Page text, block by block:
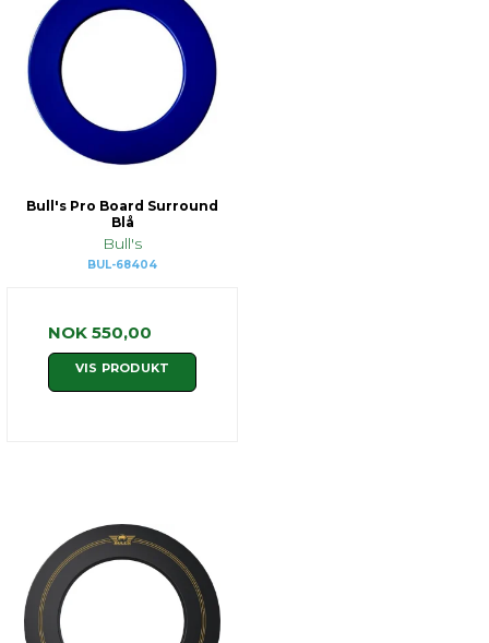
Bull's Pro Board Surround
Blå
Bull's
BUL-68404
NOK 550,00
VIS PRODUKT